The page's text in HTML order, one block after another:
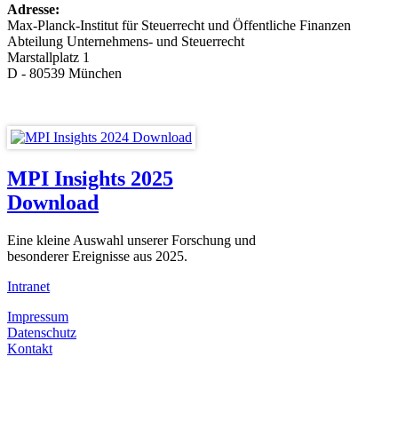
Adresse:
Max-Planck-Institut für Steuerrecht und Öffentliche Finanzen
Abteilung Unternehmens- und Steuerrecht
Marstallplatz 1
D - 80539 München
MPI Insights 2025
Download
Eine kleine Auswahl unserer Forschung und
besonderer Ereignisse aus 2025.
Intranet
Impressum
Datenschutz
Kontakt